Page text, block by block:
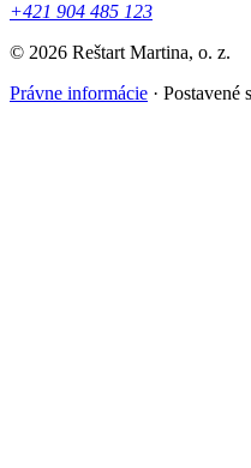
+421 904 485 123
© 2026 Reštart Martina, o. z.
Právne informácie · Postavené